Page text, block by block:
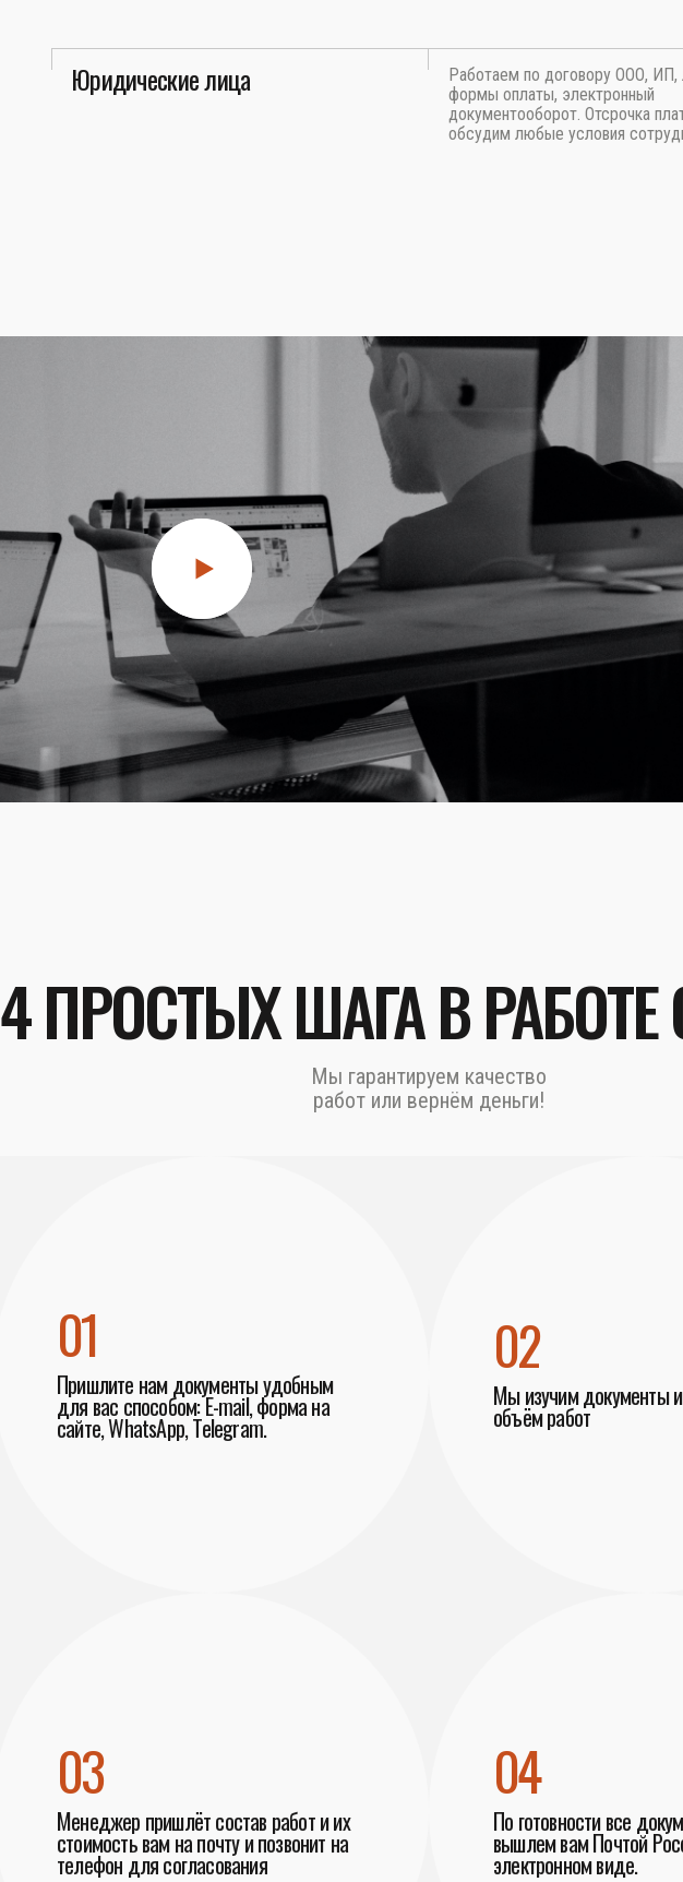
Юридические лица
Работаем по договору ООО,
формы оплаты, электронный
документооборот. Отсрочка
обсудим любые условия
4 ПРОСТЫХ ШАГА В
Мы гарантируем качество
работ или вернём деньги!
01
Пришлите нам документы удобным
для вас способом: E-mail, форма на
сайте, WhatsApp, Telegram.
02
Мы изучим документы
объём работ
04
По готовности все
вышлем вам Почтой
электронном виде.
03
Менеджер пришлёт состав работ и их
стоимость вам на почту и позвонит на
телефон для согласования